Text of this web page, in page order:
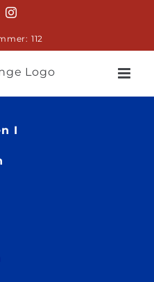
Instagram
112
I